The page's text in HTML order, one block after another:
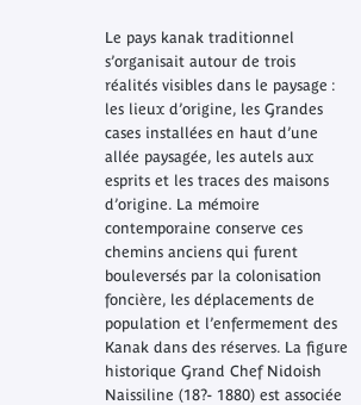
Le pays kanak traditionnel
s’organisait autour de trois
réalités visibles dans le paysage :
les lieux d’origine, les Grandes
cases installées en haut d’une
allée paysagée, les autels aux
esprits et les traces des maisons
d’origine. La mémoire
contemporaine conserve ces
chemins anciens qui furent
bouleversés par la colonisation
foncière, les déplacements de
population et l’enfermement des
Kanak dans des réserves. La figure
historique Grand Chef Nidoish
Naissiline (18?- 1880) est associée